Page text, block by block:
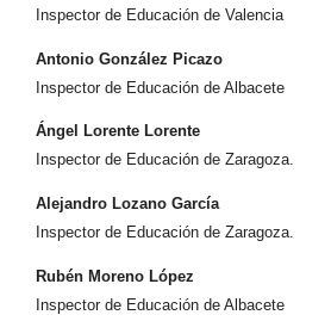
Inspector de Educación de Valencia
Antonio González Picazo
Inspector de Educación de Albacete
Ángel Lorente Lorente
Inspector de Educación de Zaragoza.
Alejandro Lozano García
Inspector de Educación de Zaragoza.
Rubén Moreno López
Inspector de Educación de Albacete